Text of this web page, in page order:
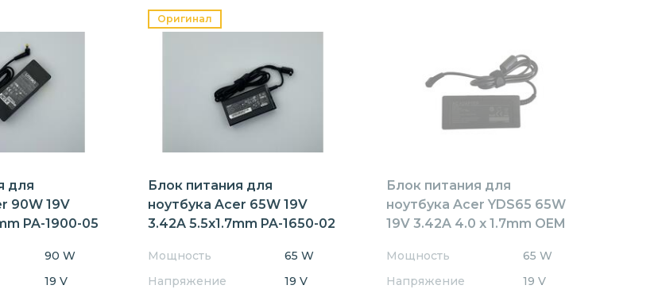
для
90W 19V
PA-1900-05
90 W
19 V
Оригинал
Блок питания для
ноутбука Acer 65W 19V
3.42A 5.5x1.7mm PA-1650-02
Мощность
65 W
Напряжение
19 V
Блок питания для
ноутбука Acer YDS65 65W
19V 3.42A 4.0 x 1.7mm OEM
Мощность
65 W
Напряжение
19 V